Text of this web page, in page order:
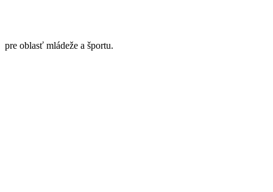
pre oblasť mládeže a športu.